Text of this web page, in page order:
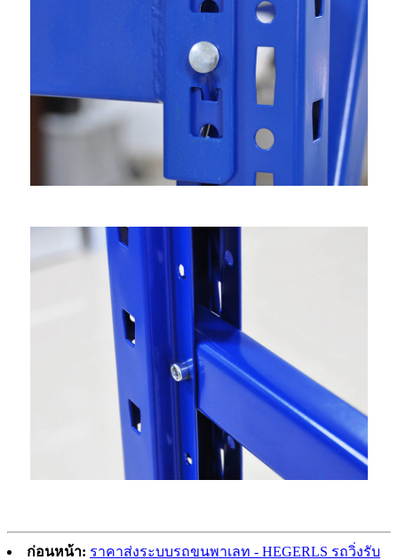
ก่อนหน้า: ราคาส่งระบบรถขนพาเลท - HEGERLS รถวิ่งรับ